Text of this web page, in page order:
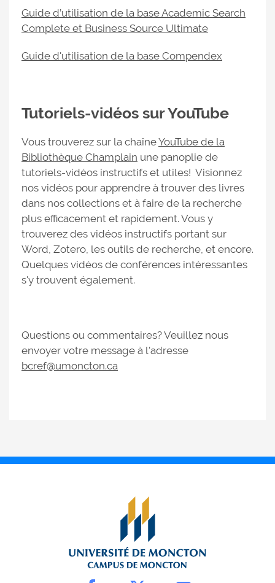
Guide d’utilisation de la base Academic Search
Complete et Business Source Ultimate
Guide d'utilisation de la base Compendex
Tutoriels-vidéos sur YouTube
Vous trouverez sur la chaîneYouTube de la
Bibliothèque Champlain une panoplie de
tutoriels-vidéos instructifs et utiles! Visionnez
nos vidéos pour apprendre à trouver des livres
dans nos collections et à faire de la recherche
plus efficacement et rapidement. Vous y
trouverez des vidéos instructifs portant sur
Word, Zotero, les outils de recherche, et encore.
Quelques vidéos de conférences intéressantes
s'y trouvent également.
Questions ou commentaires? Veuillez nous
envoyer votre message à l'adresse
bcref@umoncton.ca